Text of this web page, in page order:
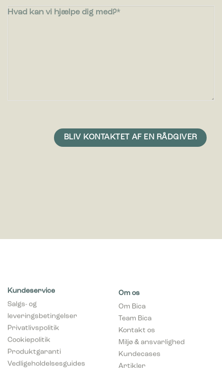
Hvad kan vi hjælpe dig med?
Kundeservice
Salgs- og
leveringsbetingelser
Privatlivspolitik
Cookiepolitik
Produktgaranti
Vedligeholdelsesguides
Om os
Om Bica
Team Bica
Kontakt os
Miljø & ansvarlighed
Kundecases
Artikler